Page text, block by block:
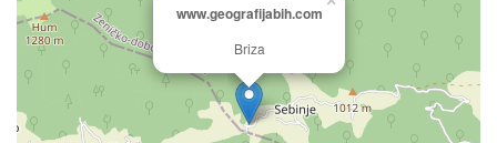
www.geografijabih.com
Briza